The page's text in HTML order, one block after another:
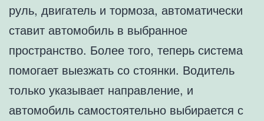
руль, двигатель и тормоза, автоматически
ставит автомобиль в выбранное
пространство. Более того, теперь система
помогает выезжать со стоянки. Водитель
только указывает направление, и
автомобиль самостоятельно выбирается с